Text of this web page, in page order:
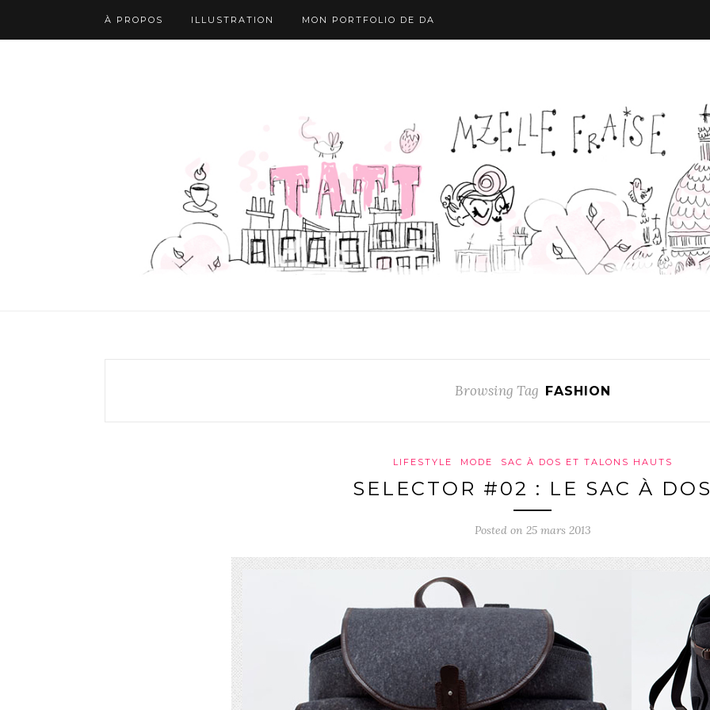
À PROPOS ILLUSTRATION MON PORTFOLIO DE DA
Browsing Tag FASHION
LIFESTYLE MODE SAC À DOS ET TALONS HAUTS
SELECTOR #02 : LE SAC À
Posted on 25 mars 2013